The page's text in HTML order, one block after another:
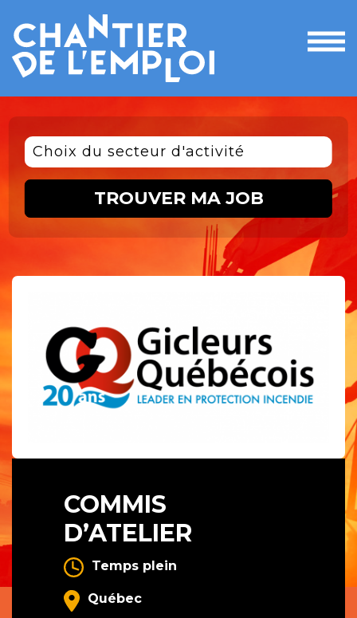
le
Choix du secteur d'activité
TROUVER MA JOB
COMMIS
D’ATELIER
Temps plein
Québec